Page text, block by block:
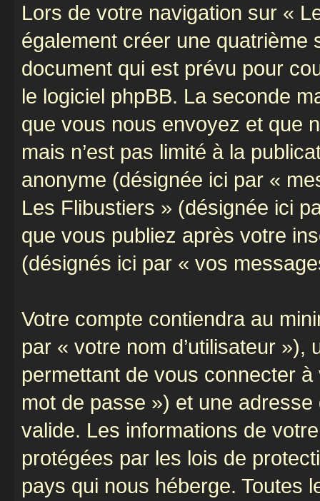
Lors de votre navigation sur «
également créer une
document qui est prévu pour
le logiciel phpBB. La seconde
que vous nous envoyez et que
mais n’est pas limité à la
anonyme (désignée ici par «
Les Flibustiers » (désignée ici
que vous publiez après votre
(désignés ici par « vos
Votre compte contiendra au
par « votre nom d’utilisateur
permettant de vous connecter
mot de passe ») et une
valide. Les informations de
protégées par les lois de
pays qui nous héberge. Toutes